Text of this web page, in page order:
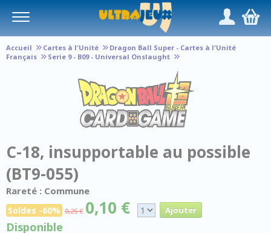
/,
Accueil Cartes à l'Unité
Dragon Ball Super - Cartes à l'Unité
Français
Serie 9 - B09 - Universal Onslaught
C-18, insupportable au possible
(BT9-055)
Rareté : Commune
Soldes -60% 0,25 € 0,10 €
Disponible